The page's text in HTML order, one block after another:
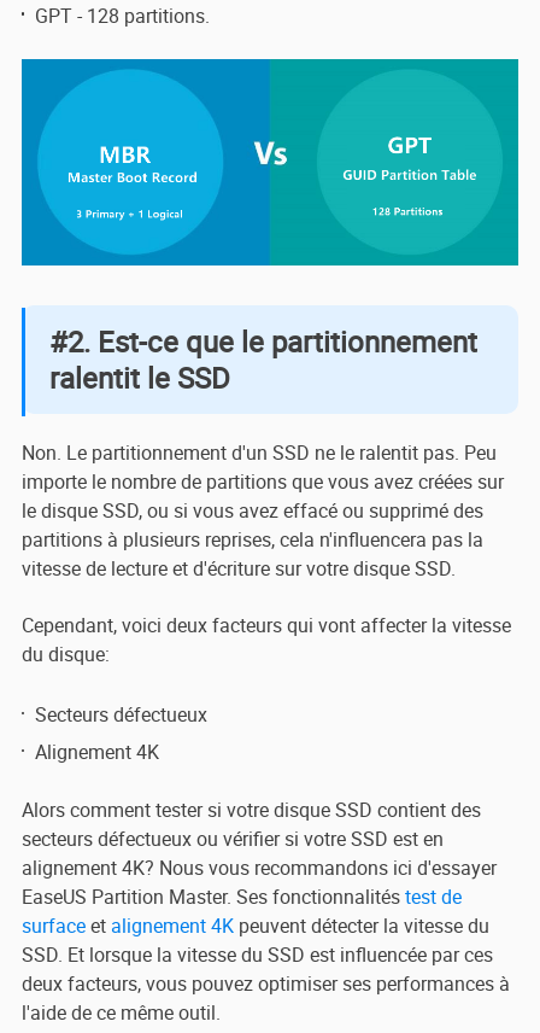
GPT - 128 partitions.
#2. Est-ce que le partitionnement
ralentit le SSD
Non. Le partitionnement d'un SSD ne le ralentit pas. Peu
importe le nombre de partitions que vous avez créées sur
le disque SSD, ou si vous avez effacé ou supprimé des
partitions à plusieurs reprises, cela n'influencera pas la
vitesse de lecture et d'écriture sur votre disque SSD.
Cependant, voici deux facteurs qui vont affecter la vitesse
du disque:
Secteurs défectueux
Alignement 4K
Alors comment tester si votre disque SSD contient des
secteurs défectueux ou vérifier si votre SSD est en
alignement 4K? Nous vous recommandons ici d'essayer
EaseUS Partition Master. Ses fonctionnalitéstest de
surfaceet alignement 4Kpeuvent détecter la vitesse du
SSD. Et lorsque la vitesse du SSD est influencée par ces
deux facteurs, vous pouvez optimiser ses performances à
l'aide de ce même outil.